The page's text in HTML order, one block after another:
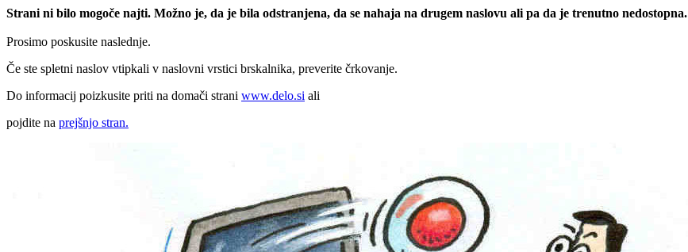
Strani ni bilo mogoče najti. Možno je, da je bila odstranjena, da se nahaja na drugem naslovu ali pa da je trenutno nedostopna.
Prosimo poskusite naslednje.
Če ste spletni naslov vtipkali v naslovni vrstici brskalnika, preverite črkovanje.
Do informacij poizkusite priti na domači strani www.delo.si ali
pojdite na prejšnjo stran.